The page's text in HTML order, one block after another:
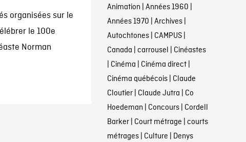
organisées sur le
le 100e
Norman
Animation | Années 1960 |
Années 1970 | Archives|
Autochtones| CAMPUS|
Canada | carrousel | Cinéastes
| Cinéma | Cinéma direct|
Cinéma québécois| Claude
Cloutier| Claude Jutra | Co
Hoedeman | Concours| Cordell
Barker| Court métrage | courts
métrages| Culture | Denys